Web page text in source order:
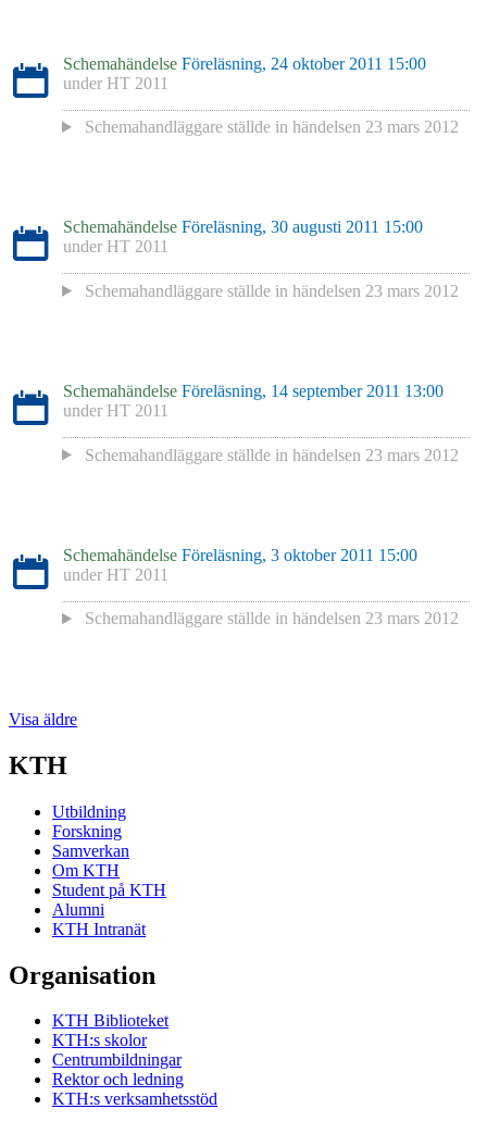
Schemahändelse Föreläsning, 24 oktober 2011 15:00
under HT 2011
Schemahandläggare ställde in händelsen 23 mars 2012
Schemahändelse Föreläsning, 30 augusti 2011 15:00
under HT 2011
Schemahandläggare ställde in händelsen 23 mars 2012
Schemahändelse Föreläsning, 14 september 2011 13:00
under HT 2011
Schemahandläggare ställde in händelsen 23 mars 2012
Schemahändelse Föreläsning, 3 oktober 2011 15:00
under HT 2011
Schemahandläggare ställde in händelsen 23 mars 2012
Visa äldre
KTH
Utbildning
Forskning
Samverkan
Om KTH
Student på KTH
Alumni
KTH Intranät
Organisation
KTH Biblioteket
KTH:s skolor
Centrumbildningar
Rektor och ledning
KTH:s verksamhetsstöd